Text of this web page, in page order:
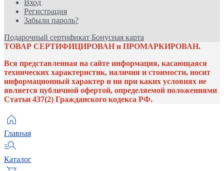
Вход
Регистрация
Забыли пароль?
Подарочный сертификат Бонусная карта
ТОВАР СЕРТИФИЦИРОВАН и ПРОМАРКИРОВАН.
Вся представленная на сайте информация, касающаяся
технических характеристик, наличия и стоимости, носит
информационный характер и ни при каких условиях не
является публичной офертой, определяемой положениями
Статьи 437(2) Гражданского кодекса РФ.
Главная
Каталог